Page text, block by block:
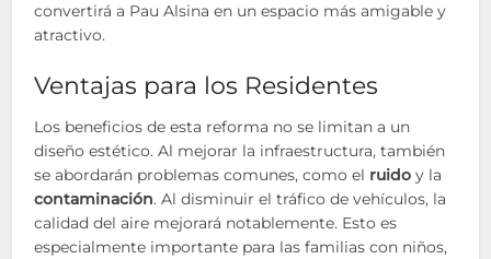
convertirá a Pau Alsina en un espacio más amigable y
atractivo.
Ventajas para los Residentes
Los beneficios de esta reforma no se limitan a un
diseño estético. Al mejorar la infraestructura, también
se abordarán problemas comunes, como el ruido y la
contaminación. Al disminuir el tráfico de vehículos, la
calidad del aire mejorará notablemente. Esto es
especialmente importante para las familias con niños,